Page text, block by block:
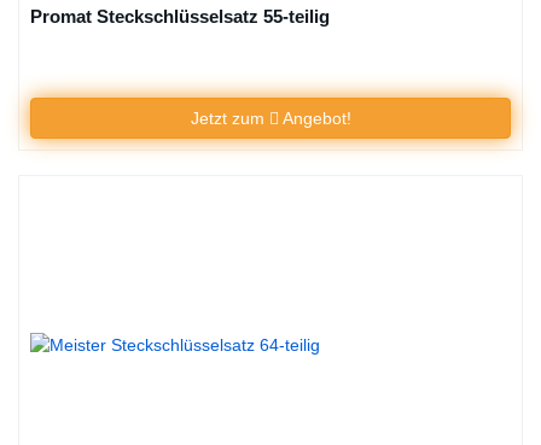
Promat Steckschlüsselsatz 55-teilig
Jetzt zum Angebot!